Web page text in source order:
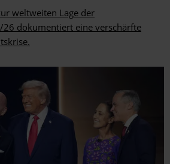
weltweiten Lage der
dokumentiert eine verschärfte